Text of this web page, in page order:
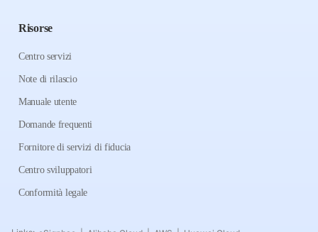
Risorse
Centro servizi
Note di rilascio
Manuale utente
Domande frequenti
Fornitore di servizi di fiducia
Centro sviluppatori
Conformità legale